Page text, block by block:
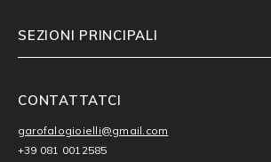
SEZIONI PRINCIPALI
CONTATTATCI
garofalogioielli@gmail.com
+39 081 0012585